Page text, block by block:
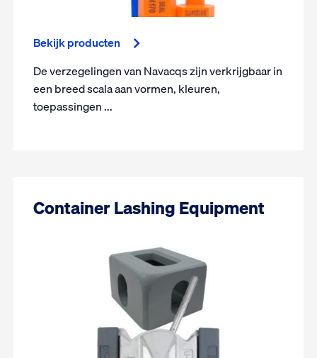
Bekijk producten
De verzegelingen van Navacqs zijn verkrijgbaar in
een breed scala aan vormen, kleuren,
toepassingen ...
Container Lashing Equipment